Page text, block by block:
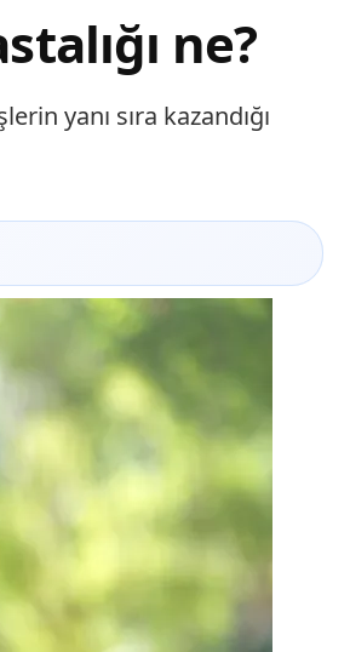
ne?
yanı sıra kazandığı